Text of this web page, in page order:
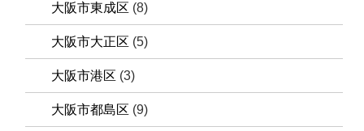
大阪市東成区 (8)
大阪市大正区 (5)
大阪市港区 (3)
大阪市都島区 (9)